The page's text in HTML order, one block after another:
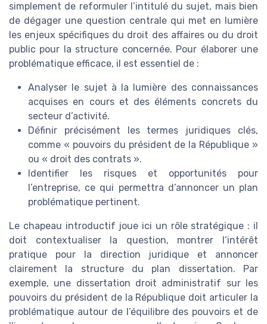
simplement de reformuler l’intitulé du sujet, mais bien
de dégager une question centrale qui met en lumière
les enjeux spécifiques du droit des affaires ou du droit
public pour la structure concernée. Pour élaborer une
problématique efficace, il est essentiel de :
Analyser le sujet à la lumière des connaissances
acquises en cours et des éléments concrets du
secteur d’activité.
Définir précisément les termes juridiques clés,
comme « pouvoirs du président de la République »
ou « droit des contrats ».
Identifier les risques et opportunités pour
l’entreprise, ce qui permettra d’annoncer un plan
problématique pertinent.
Le chapeau introductif joue ici un rôle stratégique : il
doit contextualiser la question, montrer l’intérêt
pratique pour la direction juridique et annoncer
clairement la structure du plan dissertation. Par
exemple, une dissertation droit administratif sur les
pouvoirs du président de la République doit articuler la
problématique autour de l’équilibre des pouvoirs et de